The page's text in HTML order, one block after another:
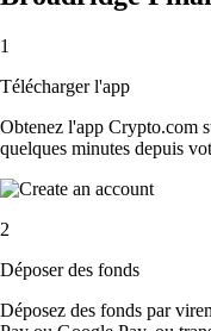
1
Télécharger l'app
Obtenez l'app Crypto.com
quelques minutes depuis
2
Déposer des fonds
Déposez des fonds par